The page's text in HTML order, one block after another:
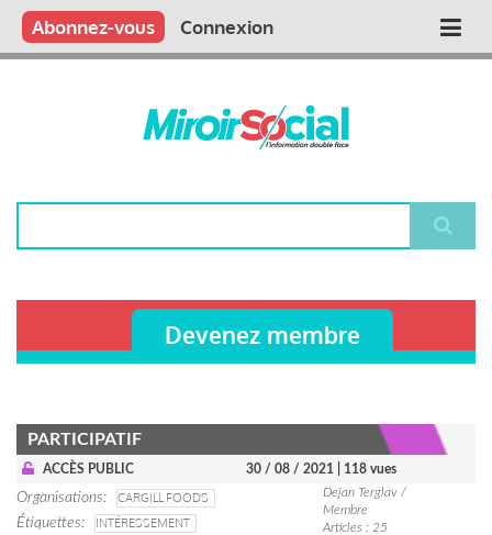
Aller
contenu
Main
Qui sommes nous ?
Vous publiez
Nous publions
Contactez-nous
Abonnez-vous Connexion
Devenez membre
PARTICIPATIF
ACCÈS PUBLIC 30 / 08 / 2021 | 118 vues
Organisations
CARGILL FOODS
Étiquettes
INTÉRESSEMENT
Dejan Terglav /
Membre
Articles : 25